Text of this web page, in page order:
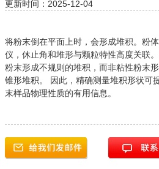
更新时间：2025-12-04
将粉末倒在平面上时，会形成堆积。粉
仪，休止角和堆形与颗粒特性高度关联
粉末形成不规则的堆积，而非粘性粉末
锥形堆积。 因此，精确测量堆积形状可
末样品物理性质的有用信息。